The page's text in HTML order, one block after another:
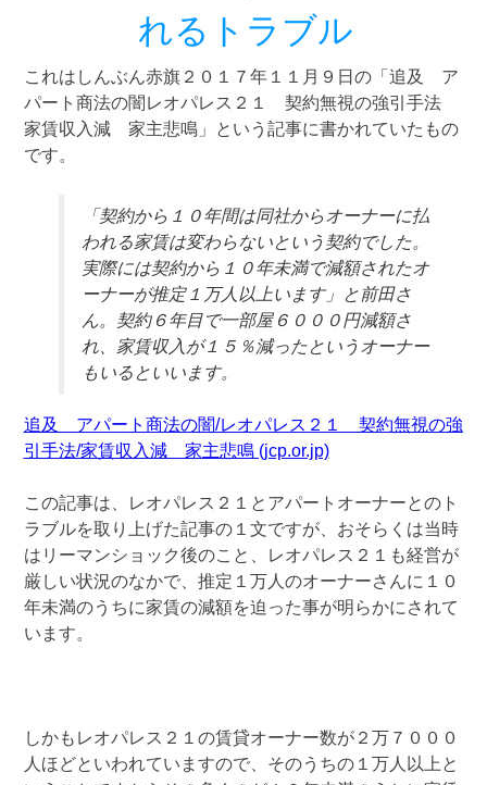
れるトラブル
これはしんぶん赤旗２０１７年１１月９日の「追及 ア
パート商法の闇レオパレス２１ 契約無視の強引手法
家賃収入減 家主悲鳴」という記事に書かれていたもの
です。
「契約から１０年間は同社からオーナーに払
われる家賃は変わらないという契約でした。
実際には契約から１０年未満で減額されたオ
ーナーが推定１万人以上います」と前田さ
ん。契約６年目で一部屋６０００円減額さ
れ、家賃収入が１５％減ったというオーナー
もいるといいます。
追及 アパート商法の闇/レオパレス２１ 契約無視の強
引手法/家賃収入減 家主悲鳴 (jcp.or.jp)
この記事は、レオパレス２１とアパートオーナーとのト
ラブルを取り上げた記事の１文ですが、おそらくは当時
はリーマンショック後のこと、レオパレス２１も経営が
厳しい状況のなかで、推定１万人のオーナーさんに１０
年未満のうちに家賃の減額を迫った事が明らかにされて
います。
しかもレオパレス２１の賃貸オーナー数が２万７０００
人ほどといわれていますので、そのうちの１万人以上と